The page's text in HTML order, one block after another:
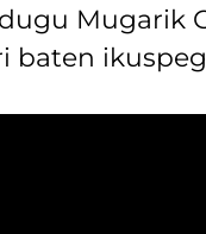
Mugarik
baten